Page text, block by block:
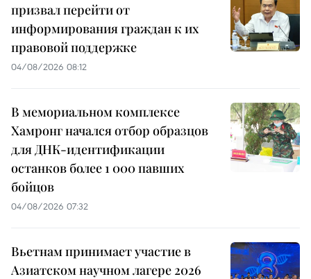
призвал перейти от
информирования граждан к их
правовой поддержке
04/08/2026 08:12
В мемориальном комплексе
Хамронг начался отбор образцов
для ДНК-идентификации
останков более 1 000 павших
бойцов
04/08/2026 07:32
Вьетнам принимает участие в
Азиатском научном лагере 2026